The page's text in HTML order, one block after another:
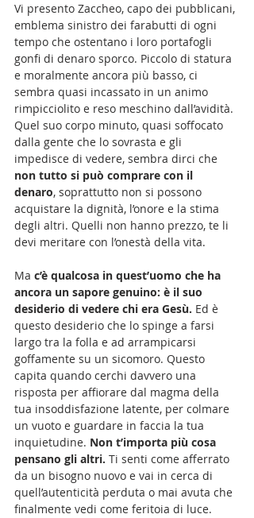
Vi presento Zaccheo, capo dei pubblicani,
emblema sinistro dei farabutti di ogni
tempo che ostentano i loro portafogli
gonfi di denaro sporco. Piccolo di statura
e moralmente ancora più basso, ci
sembra quasi incassato in un animo
rimpicciolito e reso meschino dall’avidità.
Quel suo corpo minuto, quasi soffocato
dalla gente che lo sovrasta e gli
impedisce di vedere, sembra dirci che
non tutto si può comprare con il
denaro, soprattutto non si possono
acquistare la dignità, l’onore e la stima
degli altri. Quelli non hanno prezzo, te li
devi meritare con l’onestà della vita.
Ma c’è qualcosa in quest’uomo che ha
ancora un sapore genuino: è il suo
desiderio di vedere chi era Gesù. Ed è
questo desiderio che lo spinge a farsi
largo tra la folla e ad arrampicarsi
goffamente su un sicomoro. Questo
capita quando cerchi davvero una
risposta per affiorare dal magma della
tua insoddisfazione latente, per colmare
un vuoto e guardare in faccia la tua
inquietudine. Non t’importa più cosa
pensano gli altri. Ti senti come afferrato
da un bisogno nuovo e vai in cerca di
quell’autenticità perduta o mai avuta che
finalmente vedi come feritoia di luce.